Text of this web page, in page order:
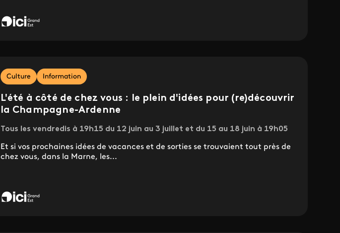
Culture Information
L'été à côté de chez vous : le plein d'idées pour (re)découvrir
la Champagne-Ardenne
Tous les vendredis à 19h15 du 12 juin au 3 juillet et du 15 au 18 juin à 19h05
Et si vos prochaines idées de vacances et de sorties se trouvaient tout près de
chez vous, dans la Marne, les...